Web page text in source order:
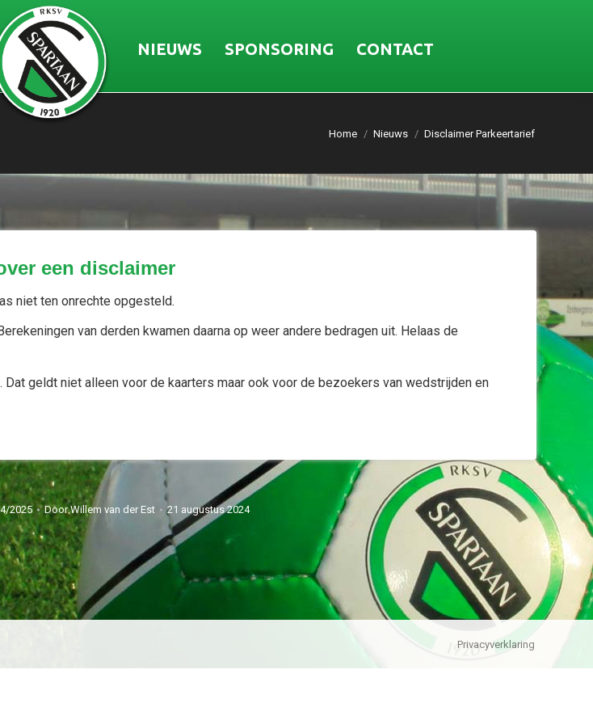
NIEUWS SPONSORING CONTACT
Home Nieuws Disclaimer Parkeertarief
een disclaimer
niet ten onrechte opgesteld.
van derden kwamen daarna op weer andere bedragen uit. Helaas de
geldt niet alleen voor de kaarters maar ook voor de bezoekers van wedstrijden en
2025 DoorWillem van der Est 21 augustus 2024
Privacyverklaring